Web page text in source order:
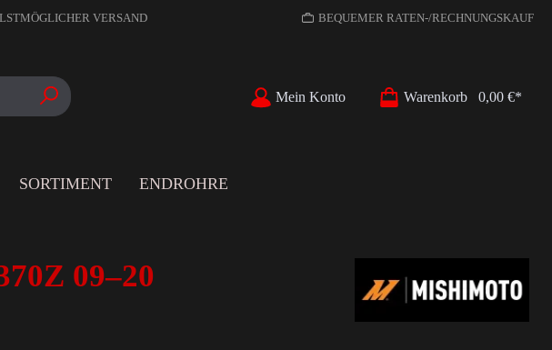
VERSAND BEQUEMER RATEN-/RECHNUNGSKAUF
Mein Konto Warenkorb 0,00 €*
SORTIMENT ENDROHRE
09–20